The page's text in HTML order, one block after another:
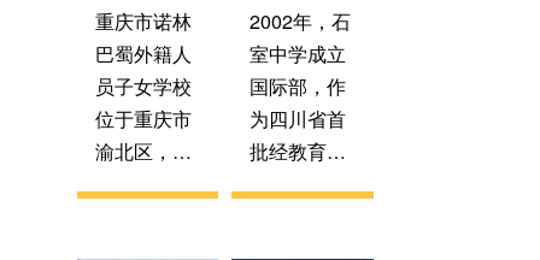
念及丰富的
教学资源，
全方位关注
学生的学业
和成长。学
篇章。
重庆市诺林
巴蜀外籍人
员子女学校
位于重庆市
渝北区，占
2002年，石
室中学成立
国际部，作
为四川省首
批经教育厅